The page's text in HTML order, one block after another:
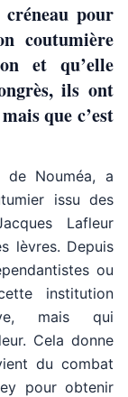
pour
coutumière
et qu’elle
ils ont
que c’est
de Nouméa, a
issu des
Lafleur
lèvres. Depuis
ou
institution
mais qui
Cela donne
du combat
pour obtenir